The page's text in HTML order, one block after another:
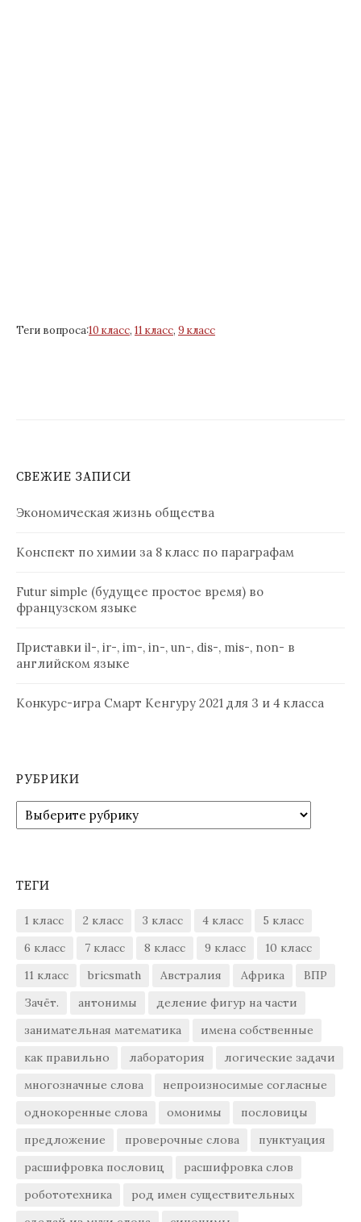
Теги вопроса:10 класс, 11 класс, 9 класс
СВЕЖИЕ ЗАПИСИ
Экономическая жизнь общества
Конспект по химии за 8 класс по параграфам
Futur simple (будущее простое время) во
французском языке
Приставки il-, ir-, im-, in-, un-, dis-, mis-, non- в
английском языке
Конкурс-игра Смарт Кенгуру 2021 для 3 и 4 класса
РУБРИКИ
Рубрики
ТЕГИ
1 класс 2 класс 3 класс 4 класс
5 класс
6 класс
7 класс 8 класс 9 класс
10 класс
11 класс
bricsmath Австралия Африка
ВПР
Зачёт.
антонимы
деление фигур на части
занимательная математика
имена собственные
как правильно
лаборатория
логические задачи
многозначные слова
непроизносимые согласные
однокоренные слова
омонимы
пословицы
предложение
проверочные слова
пунктуация
расшифровка пословиц
расшифровка слов
робототехника
род имен существительных